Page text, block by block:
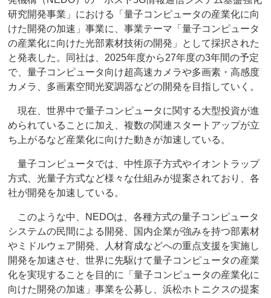
研究開発事業」における「量子コンピュータの産業化に向
けた開発の加速」事業に、事業テーマ「量子コンピュータ
の産業化に向けた光部素材技術の開発」として採択された
と発表した。同社は、2025年度から27年度の3年間の予定
で、量子コンピュータ向け超高速カメラや多画素・高感度
カメラ、多画素空間光変調器などの開発を目指していく。
現在、世界中で量子コンピュータに関する大型投資が進
められていることに加え、複数の関連スタートアップが立
ち上がるなど産業化に向けた動きが加速している。
量子コンピュータでは、中性原子方式やイオントラップ
方式、光量子方式など様々な仕組みが提案されており、各
社が開発を加速している。
このような中、NEDOは、各種方式の量子コンピュータ
システムの民間による開発、国内企業が強みを持つ部素材
やミドルウェア開発、人材育成などへの重点支援を実施し
開発を加速させ、世界に先駆けて量子コンピュータの産業
化を実現することを目的に「量子コンピュータの産業化に
向けた開発の加速」事業を公募し、浜松ホトニクスの提案